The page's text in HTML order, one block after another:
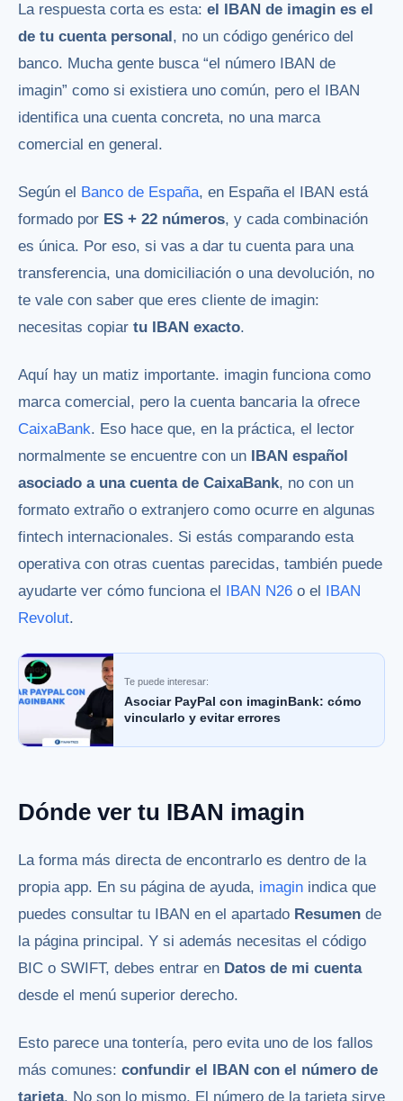
La respuesta corta es esta: el IBAN de imagin es el
de tu cuenta personal, no un código genérico del
banco. Mucha gente busca “el número IBAN de
imagin” como si existiera uno común, pero el IBAN
identifica una cuenta concreta, no una marca
comercial en general.
Según el Banco de España, en España el IBAN está
formado por ES + 22 números, y cada combinación
es única. Por eso, si vas a dar tu cuenta para una
transferencia, una domiciliación o una devolución, no
te vale con saber que eres cliente de imagin:
necesitas copiar tu IBAN exacto.
Aquí hay un matiz importante. imagin funciona como
marca comercial, pero la cuenta bancaria la ofrece
CaixaBank. Eso hace que, en la práctica, el lector
normalmente se encuentre con un IBAN español
asociado a una cuenta de CaixaBank, no con un
formato extraño o extranjero como ocurre en algunas
fintech internacionales. Si estás comparando esta
operativa con otras cuentas parecidas, también puede
ayudarte ver cómo funciona el IBAN N26 o el IBAN
Revolut.
Te puede interesar:
Asociar PayPal con imaginBank: cómo
vincularlo y evitar errores
Dónde ver tu IBAN imagin
La forma más directa de encontrarlo es dentro de la
propia app. En su página de ayuda, imagin indica que
puedes consultar tu IBAN en el apartado Resumen de
la página principal. Y si además necesitas el código
BIC o SWIFT, debes entrar en Datos de mi cuenta
desde el menú superior derecho.
Esto parece una tontería, pero evita uno de los fallos
más comunes: confundir el IBAN con el número de
tarjeta. No son lo mismo. El número de la tarjeta sirve